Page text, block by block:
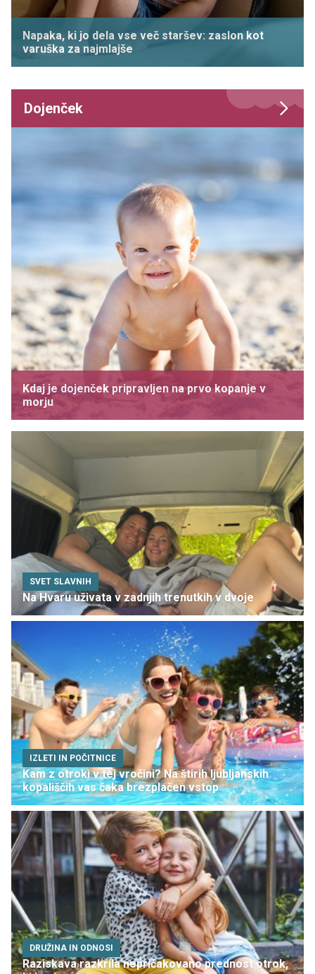
Napaka, ki jo dela vse več staršev: zaslon kot
varuška za najmlajše
Dojenček
Kdaj je dojenček pripravljen na prvo kopanje v
morju
SVET SLAVNIH
Na Hvaru uživata v zadnjih trenutkih v dvoje
IZLETI IN POČITNICE
Kam z otroki v tej vročini? Na štirih ljubljanskih
kopališčih vas čaka brezplačen vstop
DRUŽINA IN ODNOSI
Raziskava razkrila nepričakovano prednost otrok,